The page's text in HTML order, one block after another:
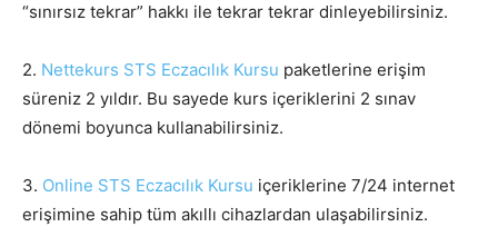
“sınırsız tekrar” hakkı ile tekrar tekrar dinleyebilirsiniz.
2. Nettekurs STS Eczacılık Kursu paketlerine erişim
süreniz 2 yıldır. Bu sayede kurs içeriklerini 2 sınav
dönemi boyunca kullanabilirsiniz.
3. Online STS Eczacılık Kursu içeriklerine 7/24 internet
erişimine sahip tüm akıllı cihazlardan ulaşabilirsiniz.